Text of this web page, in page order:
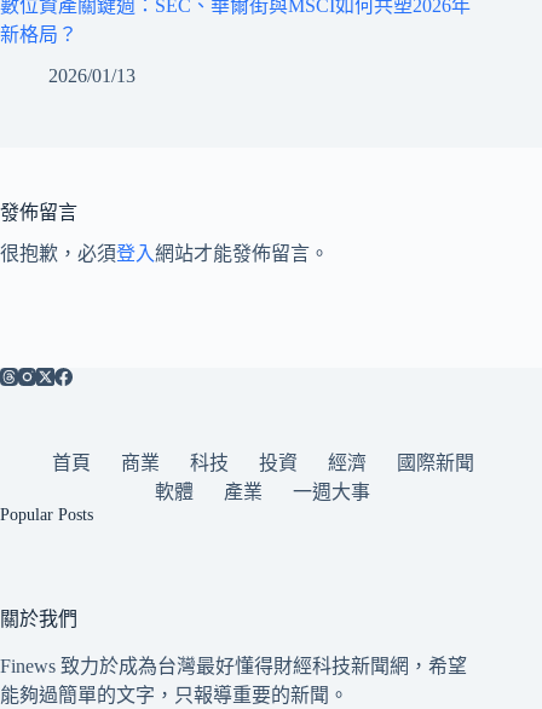
數位資產關鍵週：SEC、華爾街與MSCI如何共塑2026年
新格局？
2026/01/13
發佈留言
很抱歉，必須登入網站才能發佈留言。
首頁 商業 科技 投資 經濟
國際新聞
軟體
產業 一週大事
Popular Posts
關於我們
Finews 致力於成為台灣最好懂得財經科技新聞網，希望
能夠過簡單的文字，只報導重要的新聞。